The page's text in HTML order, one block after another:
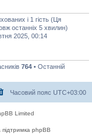
і 1 гість (Ця
останніх 5 хвилин)
2025, 00:14
764 • Останній
Часовий пояс UTC+03:00
Limited
підтримка phpBB